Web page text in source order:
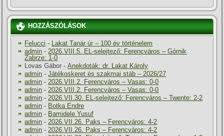
HOZZÁSZÓLÁSOK
Felucci - Lakat Tanár úr – 100 év történelem
admin -2026.VIII.5. EL-selejtező: Ferencváros – Górnik
Zabrze: 1-0
Lovas Gábor -Anekdoták: dr. Lakat Károly
admin -Játékoskeret és szakmai stáb – 2026/27
admin -2026.VIII.2. Ferencváros – Vasas: 0-0
admin -2026.VIII.2. Ferencváros – Vasas: 0-0
admin -2026.VII.30. EL-selejtező: Ferencváros – Twente: 2-2
admin - Botka Endre
admin - Bamidele Yusuf
admin -2026.VII.26. Paks – Ferencváros: 4-2
admin -2026.VII.26. Paks – Ferencváros: 4-2